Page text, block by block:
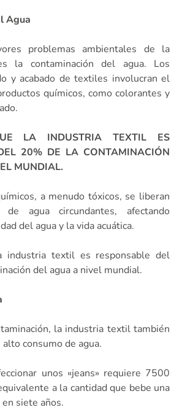
Agua
problemas ambientales de la
la contaminación del agua. Los
y acabado de textiles involucran el
químicos, como colorantes y
LA INDUSTRIA TEXTIL ES
20% DE LA CONTAMINACIÓN
MUNDIAL.
a menudo tóxicos, se liberan
agua circundantes, afectando
del agua y la vida acuática.
industria textil es responsable del
del agua a nivel mundial.
la industria textil también
consumo de agua.
unos «jeans» requiere 7500
a la cantidad que bebe una
siete años.